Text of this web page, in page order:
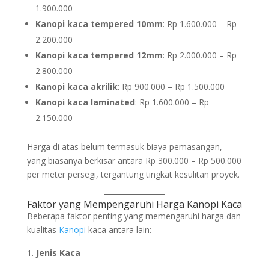
1.900.000
Kanopi kaca tempered 10mm: Rp 1.600.000 – Rp
2.200.000
Kanopi kaca tempered 12mm: Rp 2.000.000 – Rp
2.800.000
Kanopi kaca akrilik: Rp 900.000 – Rp 1.500.000
Kanopi kaca laminated: Rp 1.600.000 – Rp
2.150.000
Harga di atas belum termasuk biaya pemasangan,
yang biasanya berkisar antara Rp 300.000 – Rp 500.000
per meter persegi, tergantung tingkat kesulitan proyek.
Faktor yang Mempengaruhi Harga Kanopi Kaca
Beberapa faktor penting yang memengaruhi harga dan
kualitas Kanopi kaca antara lain:
Jenis Kaca